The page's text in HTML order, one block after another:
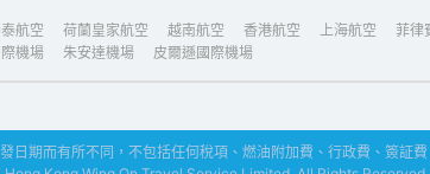
航空 荷蘭皇家航空 越南航空 香港航空 上海航空 菲律
機場 朱安達機場 皮爾遜國際機場
日期而有所不同，不包括任何稅項、燃油附加費、行政費、簽証